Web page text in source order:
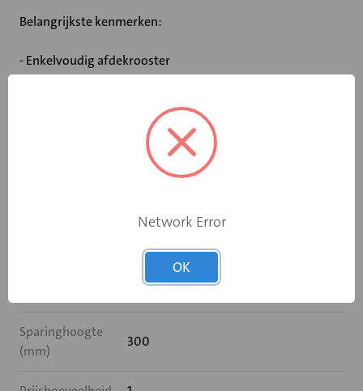
Belangrijkste kenmerken:
- Enkelvoudig afdekrooster
- Uitsluitend voor overstroom situaties
350
Sparinghoogte
(mm)
300
Network Error
OK